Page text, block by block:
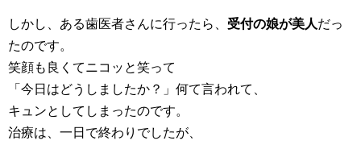
しかし、ある歯医者さんに行ったら、 受付の娘が美人だっ
たのです。
笑顔も良くてニコッと笑って
「今日はどうしましたか？」何て言われて、
キュンとしてしまったのです。
治療は、一日で終わりでしたが、